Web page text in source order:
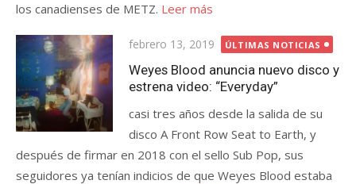
los canadienses de METZ. Leer más
Publicada
el
febrero 13, 2019 ÚLTIMAS NOTICIAS
Weyes Blood anuncia nuevo disco y
estrena video: “Everyday”
casi tres años desde la salida de su
disco A Front Row Seat to Earth, y
después de firmar en 2018 con el sello Sub Pop, sus
seguidores ya tenían indicios de que Weyes Blood estaba